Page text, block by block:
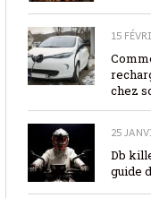
15
chez
25
Db
guide